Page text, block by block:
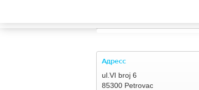
Адресc
ul.VI broj 6
85300 Petrovac
Property management system